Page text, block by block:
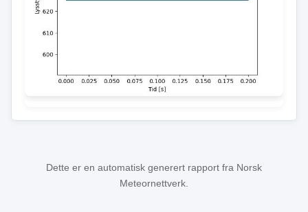
Dette er en automatisk generert rapport fra Norsk
Meteornettverk.